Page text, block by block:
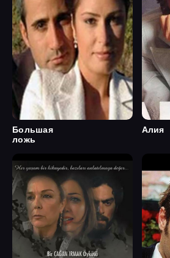
Большая
ложь
Алия